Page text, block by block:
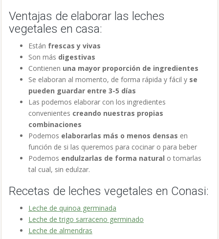
Ventajas de elaborar las leches
vegetales en casa:
Están frescas y vivas
Son más digestivas
Contienen una mayor proporción de ingredientes
Se elaboran al momento, de forma rápida y fácil y se
pueden guardar entre 3-5 días
Las podemos elaborar con los ingredientes
convenientes creando nuestras propias
combinaciones
Podemos elaborarlas más o menos densas en
función de si las queremos para cocinar o para beber
Podemos endulzarlas de forma natural o tomarlas
tal cual, sin edulzar.
Recetas de leches vegetales en Conasi:
Leche de quinoa germinada
Leche de trigo sarraceno germinado
Leche de almendras